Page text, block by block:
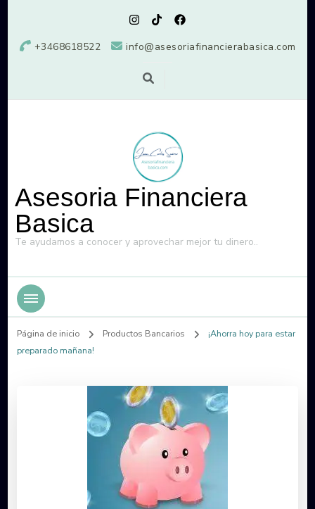
+3468618522 info@asesoriafinancierabasica.com
Asesoria Financiera
Basica
Te ayudamos a conocer y aprovechar mejor tu dinero..
Página de inicio Productos Bancarios
¡Ahorra hoy para estar
preparado mañana!